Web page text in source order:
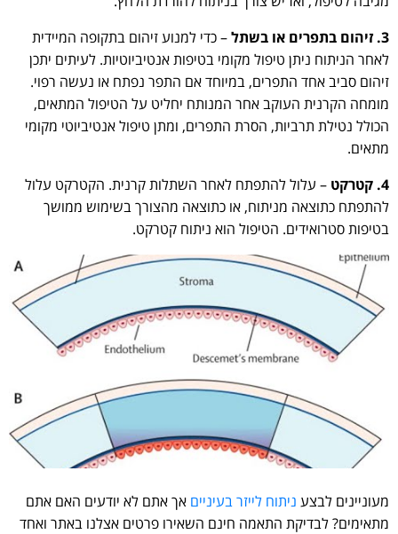
3. זיהום בתפרים או בשתל
– כדי למנוע זיהום בתקופה המיידית
לאחר הניתוח ניתן טיפול מקומי בטיפות אנטיביוטיות. לעיתים יתכן
זיהום סביב אחד התפרים, במיוחד אם התפר נפתח או נעשה רפוי.
מומחה הקרנית העוקב אחר המנותח יחליט על הטיפול המתאים,
הכולל נטילת תרביות, הסרת התפרים, ומתן טיפול אנטיביוטי מקומי
מתאים.
4. קטרקט
– עלול להתפתח לאחר השתלות קרנית. הקטרקט עלול
להתפתח כתוצאה מניתוח, או כתוצאה מהצורך בשימוש ממושך
בטיפות סטרואידים. הטיפול הוא ניתוח קטרקט.
מעוניינים לבצע ניתוח לייזר בעיניים אך אתם לא יודעים האם אתם
מתאימים? לבדיקת התאמה חינם השאירו פרטים אצלנו באתר ואחד